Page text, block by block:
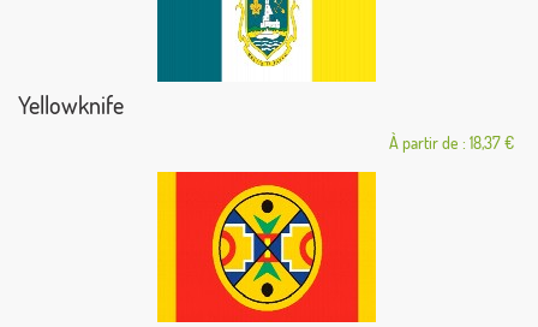
Yellowknife
À partir de : 18,37 €